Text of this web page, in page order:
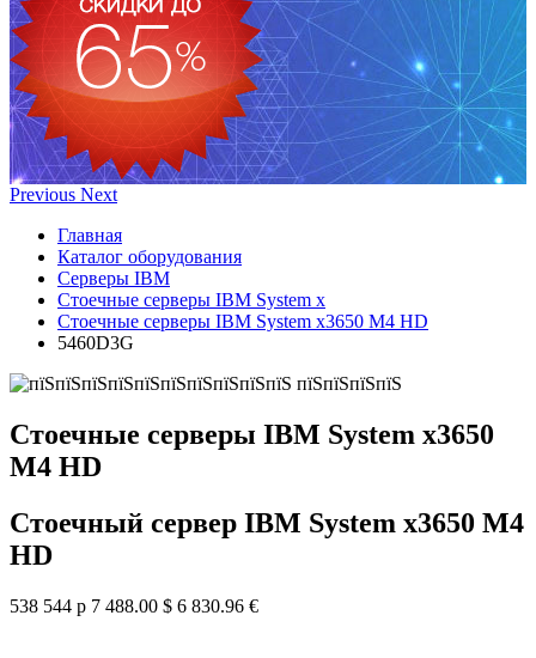
Previous Next
Главная
Каталог оборудования
Серверы IBM
Стоечные серверы IBM System x
Стоечные серверы IBM System x3650 M4 HD
5460D3G
Стоечные серверы IBM System x3650
M4 HD
Стоечный сервер IBM System x3650 M4
HD
538 544 р 7 488.00 $ 6 830.96 €